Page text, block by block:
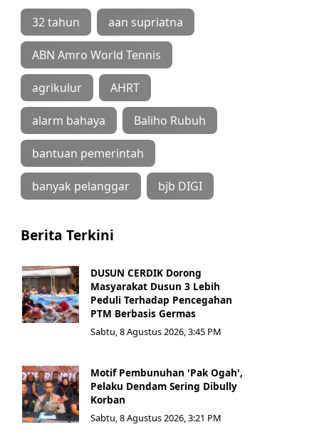
32 tahun aan supriatna
ABN Amro World Tennis
agrikulur AHRT
alarm bahaya Baliho Rubuh
bantuan pemerintah
banyak pelanggar bjb DIGI
Berita Terkini
DUSUN CERDIK Dorong
Masyarakat Dusun 3 Lebih
Peduli Terhadap Pencegahan
PTM Berbasis Germas
Sabtu, 8 Agustus 2026, 3:45 PM
Motif Pembunuhan 'Pak Ogah',
Pelaku Dendam Sering Dibully
Korban
Sabtu, 8 Agustus 2026, 3:21 PM